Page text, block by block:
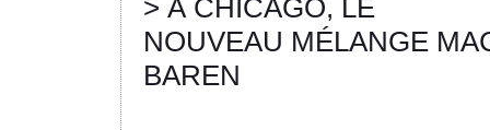
> À CHICAGO, LE
NOUVEAU MÉLANGE
BAREN